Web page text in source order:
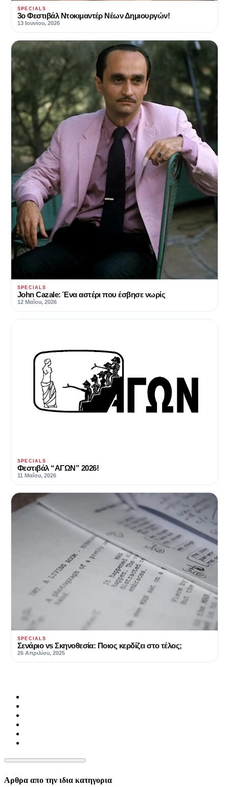
SPECIALS
3ο Φεστιβάλ Ντοκιμαντέρ Νέων Δημιουργών!
13 Ιουνίου, 2026
SPECIALS
John Cazale: Ένα αστέρι που έσβησε νωρίς
12 Μαΐου, 2026
SPECIALS
Φεστιβάλ “ΑΓΩΝ” 2026!
11 Μαΐου, 2026
SPECIALS
Σενάριο vs Σκηνοθεσία: Ποιος κερδίζει στο τέλος;
26 Απριλίου, 2025
Αρθρα απο την ιδια κατηγορια